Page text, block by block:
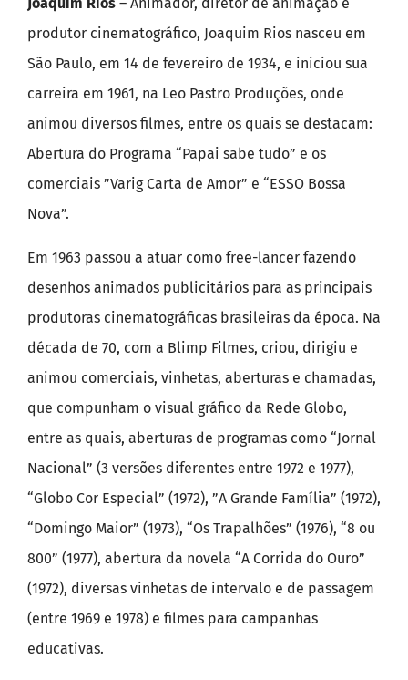
Joaquim Rios – Animador, diretor de animação e
produtor cinematográfico, Joaquim Rios nasceu em
São Paulo, em 14 de fevereiro de 1934, e iniciou sua
carreira em 1961, na Leo Pastro Produções, onde
animou diversos filmes, entre os quais se destacam:
Abertura do Programa “Papai sabe tudo” e os
comerciais ”Varig Carta de Amor” e “ESSO Bossa
Nova”.
Em 1963 passou a atuar como free-lancer fazendo
desenhos animados publicitários para as principais
produtoras cinematográficas brasileiras da época. Na
década de 70, com a Blimp Filmes, criou, dirigiu e
animou comerciais, vinhetas, aberturas e chamadas,
que compunham o visual gráfico da Rede Globo,
entre as quais, aberturas de programas como “Jornal
Nacional” (3 versões diferentes entre 1972 e 1977),
“Globo Cor Especial” (1972), ”A Grande Família” (1972),
“Domingo Maior” (1973), “Os Trapalhões” (1976), “8 ou
800” (1977), abertura da novela “A Corrida do Ouro”
(1972), diversas vinhetas de intervalo e de passagem
(entre 1969 e 1978) e filmes para campanhas
educativas.